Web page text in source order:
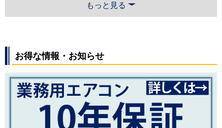
もっと見る
お得な情報・お知らせ